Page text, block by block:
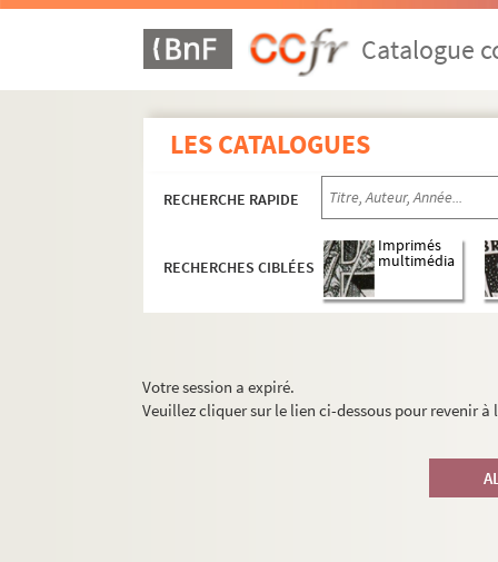
Catalogue
LES CATALOGUES
RECHERCHE RAPIDE
RECHERCHES CIBLÉES
Imprimés
multimédia
Votre session a expiré.
Veuillez cliquer sur le lien ci-dessous pour revenir